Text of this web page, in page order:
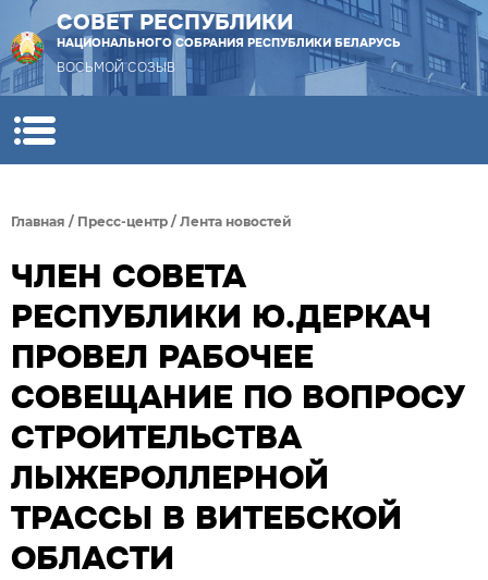
СОВЕТ РЕСПУБЛИКИ
НАЦИОНАЛЬНОГО СОБРАНИЯ РЕСПУБЛИКИ БЕЛАРУСЬ
ВОСЬМОЙ СОЗЫВ
Главная / Пресс-центр / Лента новостей
ЧЛЕН СОВЕТА
РЕСПУБЛИКИ Ю.ДЕРКАЧ
ПРОВЕЛ РАБОЧЕЕ
СОВЕЩАНИЕ ПО ВОПРОСУ
СТРОИТЕЛЬСТВА
ЛЫЖЕРОЛЛЕРНОЙ
ТРАССЫ В ВИТЕБСКОЙ
ОБЛАСТИ